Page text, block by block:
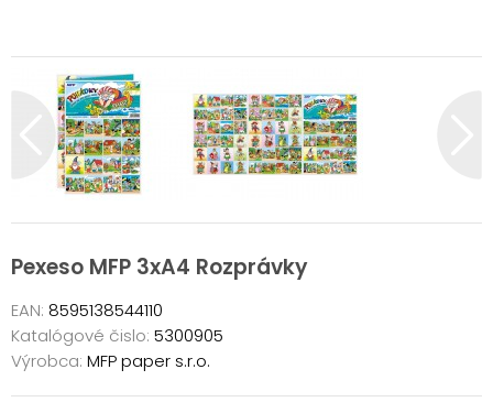
Pexeso MFP 3xA4 Rozprávky
EAN: 8595138544110
Katalógové čislo: 5300905
Výrobca: MFP paper s.r.o.